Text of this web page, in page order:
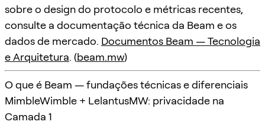
sobre o design do protocolo e métricas recentes,
consulte a documentação técnica da Beam e os
dados de mercado. Documentos Beam — Tecnologia
e Arquitetura. (beam.mw)
O que é Beam — fundações técnicas e diferenciais
MimbleWimble + LelantusMW: privacidade na
Camada 1